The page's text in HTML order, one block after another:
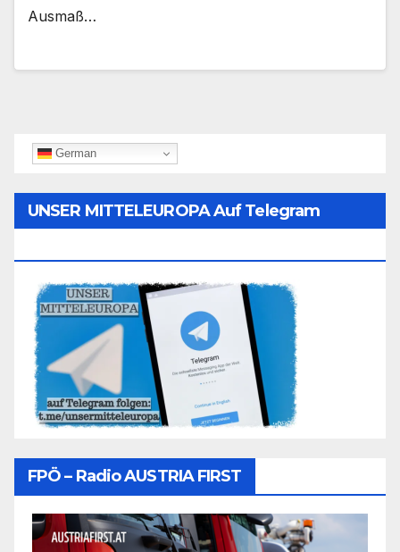
Ausmaß…
German
UNSER MITTELEUROPA Auf Telegram
FPÖ – Radio AUSTRIA FIRST